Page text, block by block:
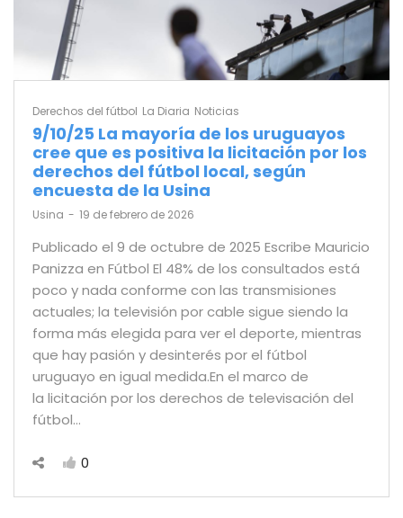
Derechos del fútbol La Diaria Noticias
9/10/25 La mayoría de los uruguayos
cree que es positiva la licitación por los
derechos del fútbol local, según
encuesta de la Usina
by
Usina 19 de febrero de 2026
Publicado el 9 de octubre de 2025 Escribe Mauricio
Panizza en Fútbol El 48% de los consultados está
poco y nada conforme con las transmisiones
actuales; la televisión por cable sigue siendo la
forma más elegida para ver el deporte, mientras
que hay pasión y desinterés por el fútbol
uruguayo en igual medida.En el marco de
la licitación por los derechos de televisación del
fútbol…
0